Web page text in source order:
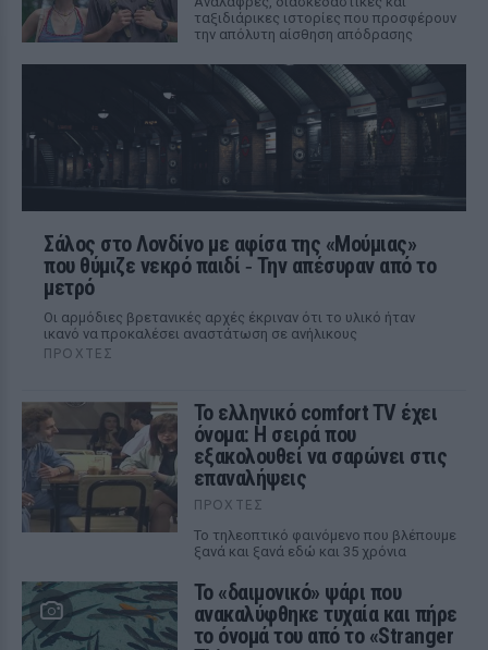
ταξιδιάρικες ιστορίες που προσφέρουν
την απόλυτη αίσθηση απόδρασης
Σάλος στο Λονδίνο με αφίσα της «Μούμιας»
που θύμιζε νεκρό παιδί ‑ Την απέσυραν από το
μετρό
Οι αρμόδιες βρετανικές αρχές έκριναν ότι το υλικό ήταν
ικανό να προκαλέσει αναστάτωση σε ανήλικους
ΠΡΟΧΤΈΣ
Το ελληνικό comfort TV έχει
όνομα: Η σειρά που
εξακολουθεί να σαρώνει στις
επαναλήψεις
ΠΡΟΧΤΈΣ
Το τηλεοπτικό φαινόμενο που βλέπουμε
ξανά και ξανά εδώ και 35 χρόνια
Το «δαιμονικό» ψάρι που
ανακαλύφθηκε τυχαία και πήρε
το όνομά του από το «Stranger